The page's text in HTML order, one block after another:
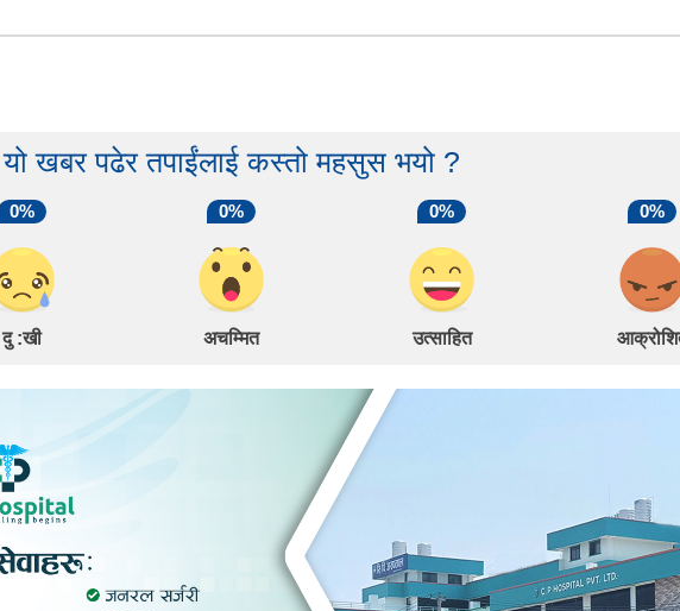
यो खबर पढेर तपाईंलाई कस्तो महसुस भयो ?
0%
दु :खी
0%
अचम्मित
0%
उत्साहित
0%